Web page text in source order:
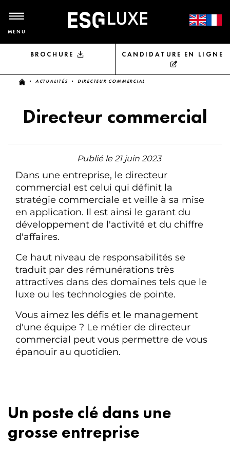
Directeur commercial
Publié le 21 juin 2023
Dans une entreprise, le directeur
commercial est celui qui définit la
stratégie commerciale et veille à sa mise
en application. Il est ainsi le garant du
développement de l'activité et du chiffre
d'affaires.
Ce haut niveau de responsabilités se
traduit par des rémunérations très
attractives dans des domaines tels que le
luxe ou les technologies de pointe.
Vous aimez les défis et le management
d'une équipe ? Le métier de directeur
commercial peut vous permettre de vous
épanouir au quotidien.
Un poste clé dans une
grosse entreprise
MENU
BROCHURE CANDIDATURE EN LIGNE
Vous êtes ici
• ACTUALITÉS • DIRECTEUR COMMERCIAL